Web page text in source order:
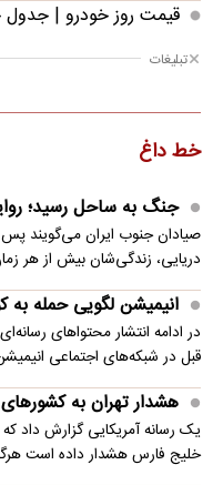
قیمت روز خودرو | جدول
تبلیغات
خط داغ
جنگ به ساحل رسید؛
صیادان جنوب ایران می‌گویند
دریایی، زندگی‌شان بیش از هر
انیمیشن لگویی حمله به
در ادامه انتشار محتواهای
قبل در شبکه‌های اجتماعی
هشدار تهران به
یک رسانه آمریکایی گزارش داد
خلیج فارس هشدار داده است